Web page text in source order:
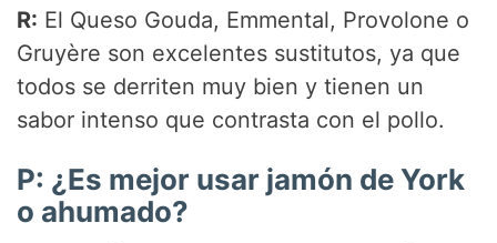
R: El Queso Gouda, Emmental, Provolone o
Gruyère son excelentes sustitutos, ya que
todos se derriten muy bien y tienen un
sabor intenso que contrasta con el pollo.
P: ¿Es mejor usar jamón de York
o ahumado?